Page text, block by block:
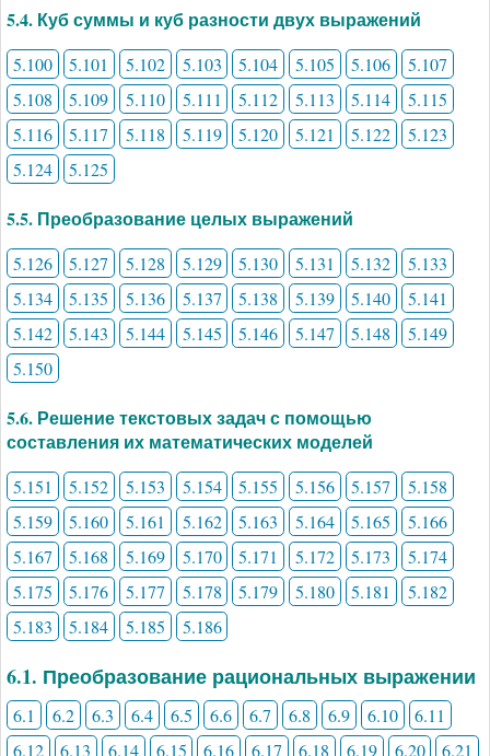
5.4. Куб суммы и куб разности двух выражений
5.100 5.101 5.102 5.103 5.104 5.105 5.106
5.107
5.108
5.109 5.110 5.111 5.112 5.113 5.114
5.115
5.116
5.117 5.118 5.119 5.120 5.121 5.122
5.123
5.124
5.125
5.5. Преобразование целых выражений
5.126 5.127 5.128 5.129 5.130 5.131 5.132
5.133
5.134
5.135 5.136 5.137 5.138 5.139 5.140
5.141
5.142
5.143 5.144 5.145 5.146 5.147 5.148
5.149
5.150
5.6. Решение текстовых задач с помощью
составления их математических моделей
5.151 5.152 5.153 5.154 5.155 5.156 5.157
5.158
5.159
5.160 5.161 5.162 5.163 5.164 5.165
5.166
5.167
5.168 5.169 5.170 5.171 5.172 5.173
5.174
5.175
5.176 5.177 5.178 5.179 5.180 5.181
5.182
5.183
5.184 5.185 5.186
6.1. Преобразование рациональных выражении
6.1 6.2 6.3 6.4 6.5 6.6 6.7 6.8 6.9 6.10
6.11
6.12
6.13 6.14 6.15 6.16 6.17 6.18 6.19 6.20
6.21